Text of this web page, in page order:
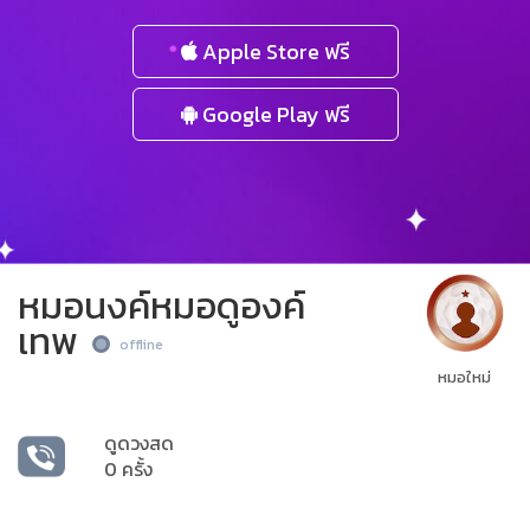
Apple Store ฟรี
Google Play ฟรี
หมอนงค์หมอดูองค์
เทพ offline
ดูดวงสด
0 ครั้ง
หมอใหม่